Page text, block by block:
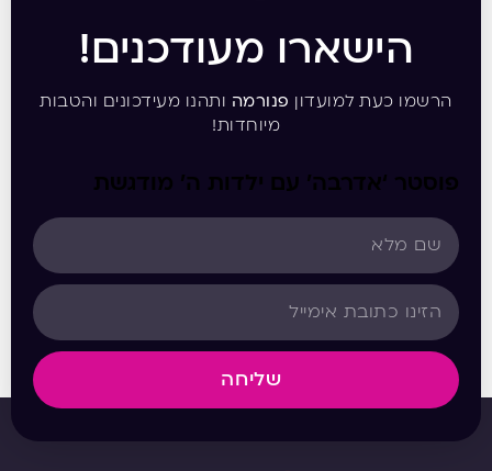
הישארו מעודכנים!
הרשמו כעת למועדון פנורמה ותהנו מעידכונים והטבות
מיוחדות!
פוסטר ‘אדרבה’ עם ילדות ה’ מודגשת
שליחה